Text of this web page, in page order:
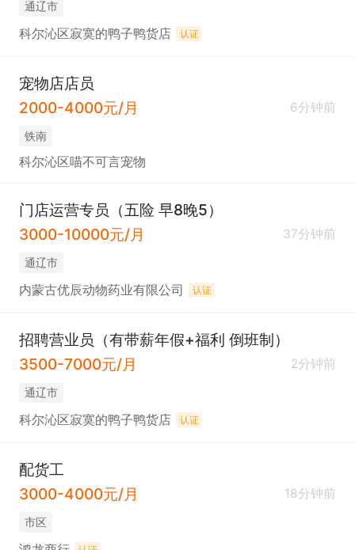
通辽市
科尔沁区寂寞的鸭子鸭货店 认证
宠物店店员
2000-4000元/月
6分钟前
铁南
科尔沁区喵不可言宠物
门店运营专员（五险 早8晚5）
3000-10000元/月
37分钟前
通辽市
内蒙古优辰动物药业有限公司 认证
招聘营业员（有带薪年假+福利 倒班制）
3500-7000元/月
2分钟前
通辽市
科尔沁区寂寞的鸭子鸭货店 认证
配货工
3000-4000元/月
18分钟前
市区